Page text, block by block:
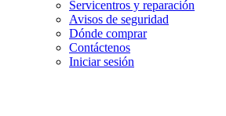
Servicentros y reparación
Avisos de seguridad
Dónde comprar
Contáctenos
Iniciar sesión